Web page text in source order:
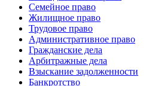
Семейное право
Жилищное право
Трудовое право
Административное право
Гражданские дела
Арбитражные дела
Взыскание задолженности
Банкротство